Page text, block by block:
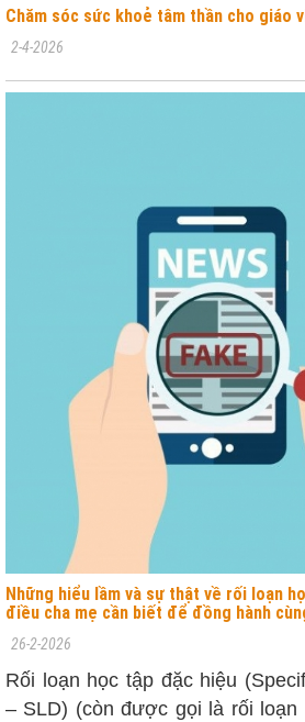
Chăm sóc sức khoẻ tâm thần cho giáo
2-4-2026
Những hiểu lầm và sự thật về rối loạn
điều cha mẹ cần biết để đồng hành
26-2-2026
Rối loạn học tập đặc hiệu
– SLD) (còn được gọi là rối loạn